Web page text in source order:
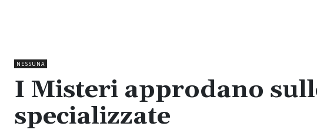
NESSUNA
I Misteri approdano
specializzate